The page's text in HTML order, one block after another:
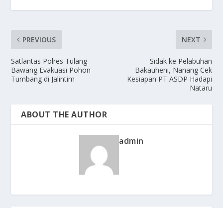
PREVIOUS
Satlantas Polres Tulang
Bawang Evakuasi Pohon
Tumbang di Jalintim
NEXT
Sidak ke Pelabuhan
Bakauheni, Nanang Cek
Kesiapan PT ASDP Hadapi
Nataru
ABOUT THE AUTHOR
admin